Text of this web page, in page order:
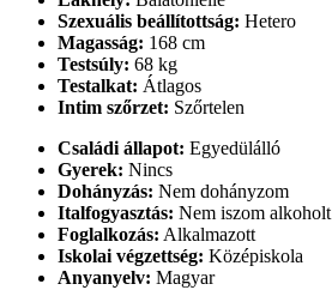
Szexuális beállítottság: Hetero
Magasság: 168 cm
Testsúly: 68 kg
Testalkat: Átlagos
Intim szőrzet: Szőrtelen
Családi állapot: Egyedülálló
Gyerek: Nincs
Dohányzás: Nem dohányzom
Italfogyasztás: Nem iszom alkoholt
Foglalkozás: Alkalmazott
Iskolai végzettség: Középiskola
Anyanyelv: Magyar